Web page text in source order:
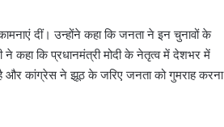
दीं। उन्होंने कहा कि जनता ने इन चुनावों के
ने कहा कि प्रधानमंत्री मोदी के नेतृत्व में देशभर में
है और कांग्रेस ने झूठ के जरिए जनता को गुमराह करना